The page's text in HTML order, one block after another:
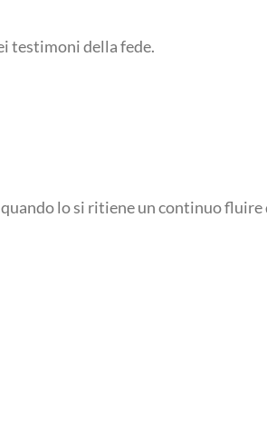
testimoni della fede.
lo si ritiene un continuo